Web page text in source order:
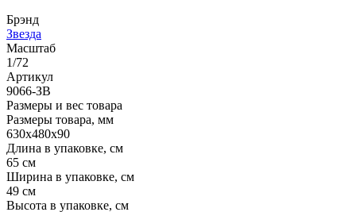
Брэнд
Звезда
Масштаб
1/72
Артикул
9066-ЗВ
Размеры и вес товара
Размеры товара, мм
630х480х90
Длина в упаковке, см
65 см
Ширина в упаковке, см
49 см
Высота в упаковке, см